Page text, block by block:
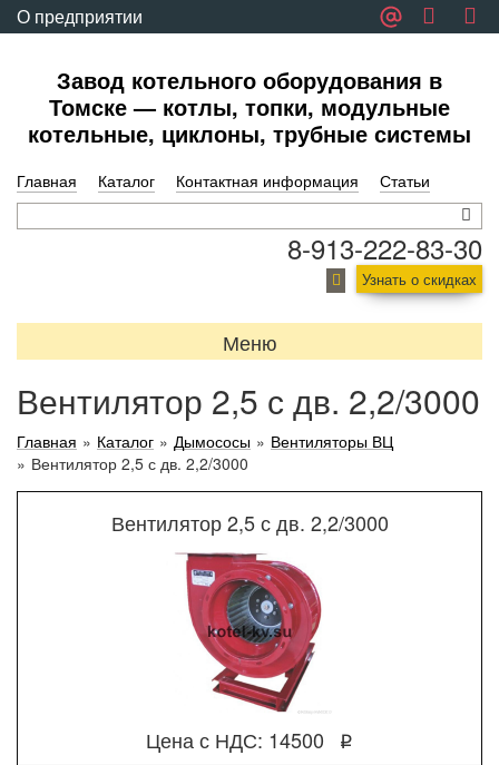
О предприятии
Завод котельного оборудования в
Томске — котлы, топки, модульные
котельные, циклоны, трубные системы
Главная Каталог Контактная информация Статьи
8-913-222-83-30
Узнать о скидках
Меню
Вентилятор 2,5 с дв. 2,2/3000
Главная » Каталог » Дымососы » Вентиляторы ВЦ
» Вентилятор 2,5 с дв. 2,2/3000
Вентилятор 2,5 с дв. 2,2/3000
Цена с НДС: 14500 q